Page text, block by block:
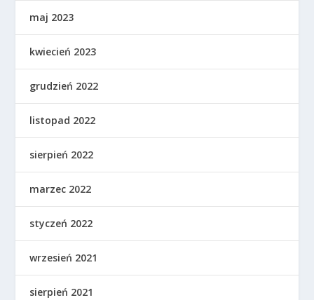
maj 2023
kwiecień 2023
grudzień 2022
listopad 2022
sierpień 2022
marzec 2022
styczeń 2022
wrzesień 2021
sierpień 2021